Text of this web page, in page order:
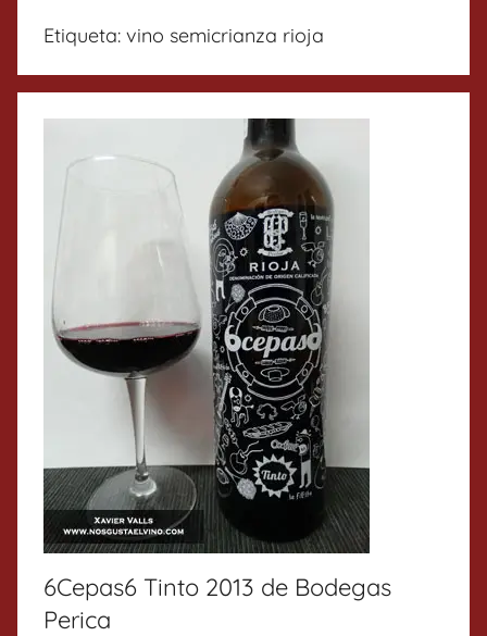
Etiqueta: vino semicrianza rioja
6Cepas6 Tinto 2013 de Bodegas
Perica